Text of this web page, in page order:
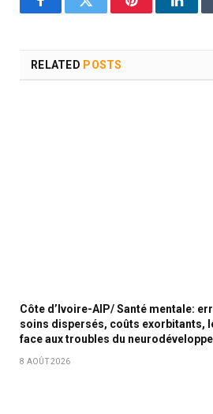
FacebookTwitter Pinterest
RELATED POSTS
Côte d’Ivoire-AIP/ Santé mentale:
soins dispersés, coûts exorbitants,
face aux troubles du
8 AOÛT 2026